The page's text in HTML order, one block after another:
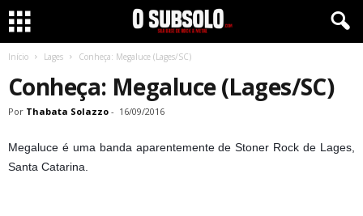
Início Lages Conheça: Megaluce (Lages/SC)
Conheça: Megaluce (Lages/SC)
Por Thabata Solazzo - 16/09/2016
Megaluce é uma banda aparentemente de Stoner Rock de Lages,
Santa Catarina.